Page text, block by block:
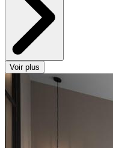
Voir plus